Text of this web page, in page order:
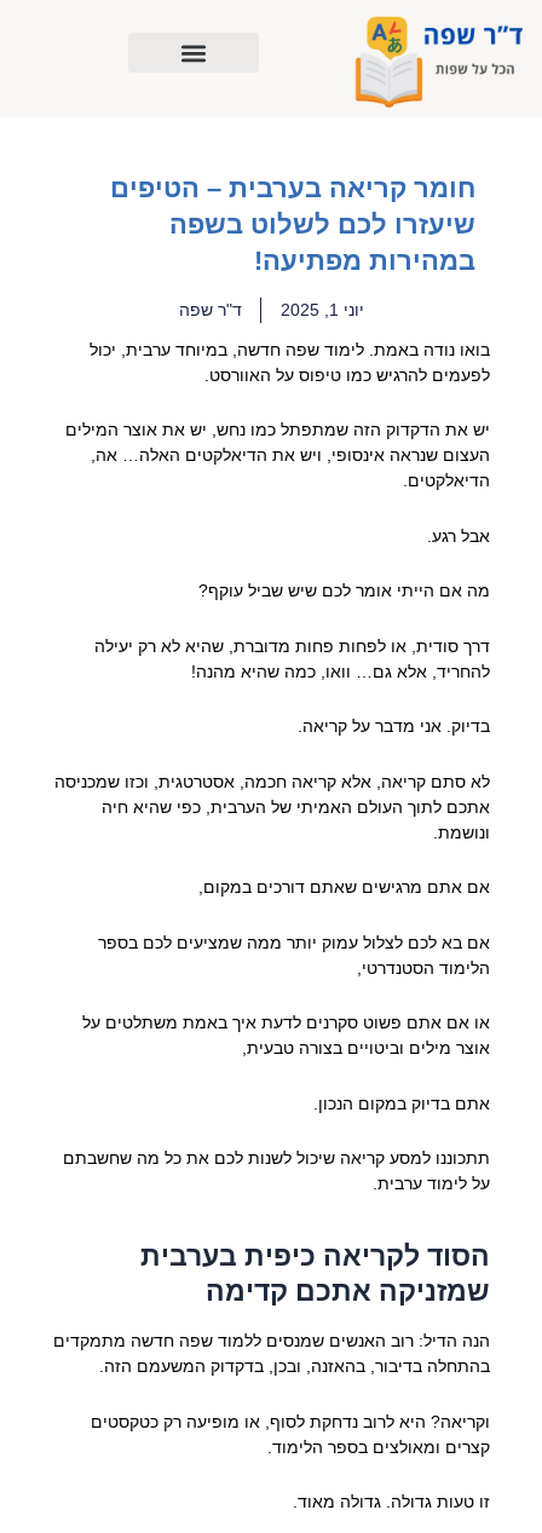
לתוכן
חומר קריאה בערבית – הטיפים
שיעזרו לכם לשלוט בשפה
במהירות מפתיעה!
יוני 1, 2025 ד"ר שפה
בואו נודה באמת. לימוד שפה חדשה, במיוחד ערבית, יכול
לפעמים להרגיש כמו טיפוס על האוורסט.
יש את הדקדוק הזה שמתפתל כמו נחש, יש את אוצר המילים
העצום שנראה אינסופי, ויש את הדיאלקטים האלה… אה,
הדיאלקטים.
אבל רגע.
מה אם הייתי אומר לכם שיש שביל עוקף?
דרך סודית, או לפחות פחות מדוברת, שהיא לא רק יעילה
להחריד, אלא גם… וואו, כמה שהיא מהנה!
בדיוק. אני מדבר על קריאה.
לא סתם קריאה, אלא קריאה חכמה, אסטרטגית, וכזו שמכניסה
אתכם לתוך העולם האמיתי של הערבית, כפי שהיא חיה
ונושמת.
אם אתם מרגישים שאתם דורכים במקום,
אם בא לכם לצלול עמוק יותר ממה שמציעים לכם בספר
הלימוד הסטנדרטי,
או אם אתם פשוט סקרנים לדעת איך באמת משתלטים על
אוצר מילים וביטויים בצורה טבעית,
אתם בדיוק במקום הנכון.
תתכוננו למסע קריאה שיכול לשנות לכם את כל מה שחשבתם
על לימוד ערבית.
הסוד לקריאה כיפית בערבית
שמזניקה אתכם קדימה
הנה הדיל: רוב האנשים שמנסים ללמוד שפה חדשה מתמקדים
בהתחלה בדיבור, בהאזנה, ובכן, בדקדוק המשעמם הזה.
וקריאה? היא לרוב נדחקת לסוף, או מופיעה רק כטקסטים
קצרים ומאולצים בספר הלימוד.
זו טעות גדולה. גדולה מאוד.